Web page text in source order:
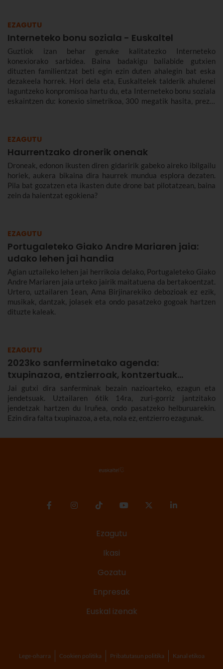
EZAGUTU
Interneteko bonu soziala - Euskaltel
Guztiok izan behar genuke kalitatezko Interneteko
konexiorako sarbidea. Baina badakigu baliabide gutxien
dituzten familientzat beti egin ezin duten ahalegin bat eska
dezakeela horrek. Hori dela eta, Euskaltelek talderik ahulenei
laguntzeko konpromisoa hartu du, eta Interneteko bonu soziala
eskaintzen du: konexio simetrikoa, 300 megatik hasita, prezio
EZAGUTU
Haurrentzako dronerik onenak
Droneak, edonon ikusten diren gidaririk gabeko aireko ibilgailu
horiek, aukera bikaina dira haurrek mundua esplora dezaten.
Pila bat gozatzen eta ikasten dute drone bat pilotatzean, baina
zein da haientzat egokiena?
EZAGUTU
Portugaleteko Giako Andre Mariaren jaia:
udako lehen jai handia
Agian uztaileko lehen jai herrikoia delako, Portugaleteko Giako
Andre Mariaren jaia urteko jairik maitatuena da bertakoentzat.
Urtero, uztailaren 1ean, Ama Birjinarekiko debozioak ez ezik,
musikak, dantzak, jolasek eta ondo pasatzeko gogoak hartzen
dituzte kaleak.
EZAGUTU
2023ko sanferminetako agenda:
txupinazoa, entzierroak, kontzertuak…
Jai gutxi dira sanferminak bezain nazioarteko, ezagun eta
jendetsuak. Uztailaren 6tik 14ra, zuri-gorriz jantzitako
jendetzak hartzen du Iruñea, ondo pasatzeko helburuarekin.
Ezin dira falta txupinazoa, a eta, nola ez, entzierro ezagunak.
Ezagutu
Ikasi
Gozatu
Enpresak
Euskal izenak
Lege-oharra Cookien politika Pribatutasun politika Kanal etikoa